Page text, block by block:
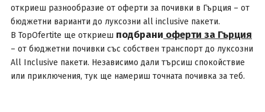
откриеш разнообразие от оферти за почивки в Гърция – от
бюджетни варианти до луксозни all inclusive пакети.
В TopOfertite ще откриеш подбрани оферти за Гърция
– от бюджетни почивки със собствен транспорт до луксозни
All Inclusive пакети. Независимо дали търсиш спокойствие
или приключения, тук ще намериш точната почивка за теб.